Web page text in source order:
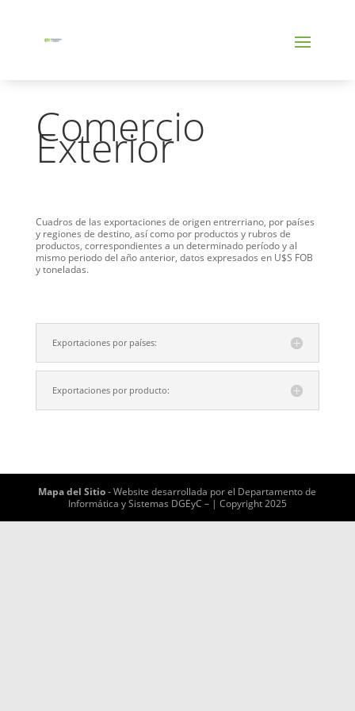
Comercio
Exterior
Cuadros de las exportaciones de origen entrerriano, por países
y regiones de destino, así como por productos y rubros de
productos, correspondientes a un determinado período y al
mismo periodo del año anterior, datos expresados en U$S FOB
y toneladas.
Exportaciones por países:
Exportaciones por producto:
Mapa del Sitio- Website desarrollada por el Departamento de
Informática y Sistemas DGEyC – | Copyright 2025